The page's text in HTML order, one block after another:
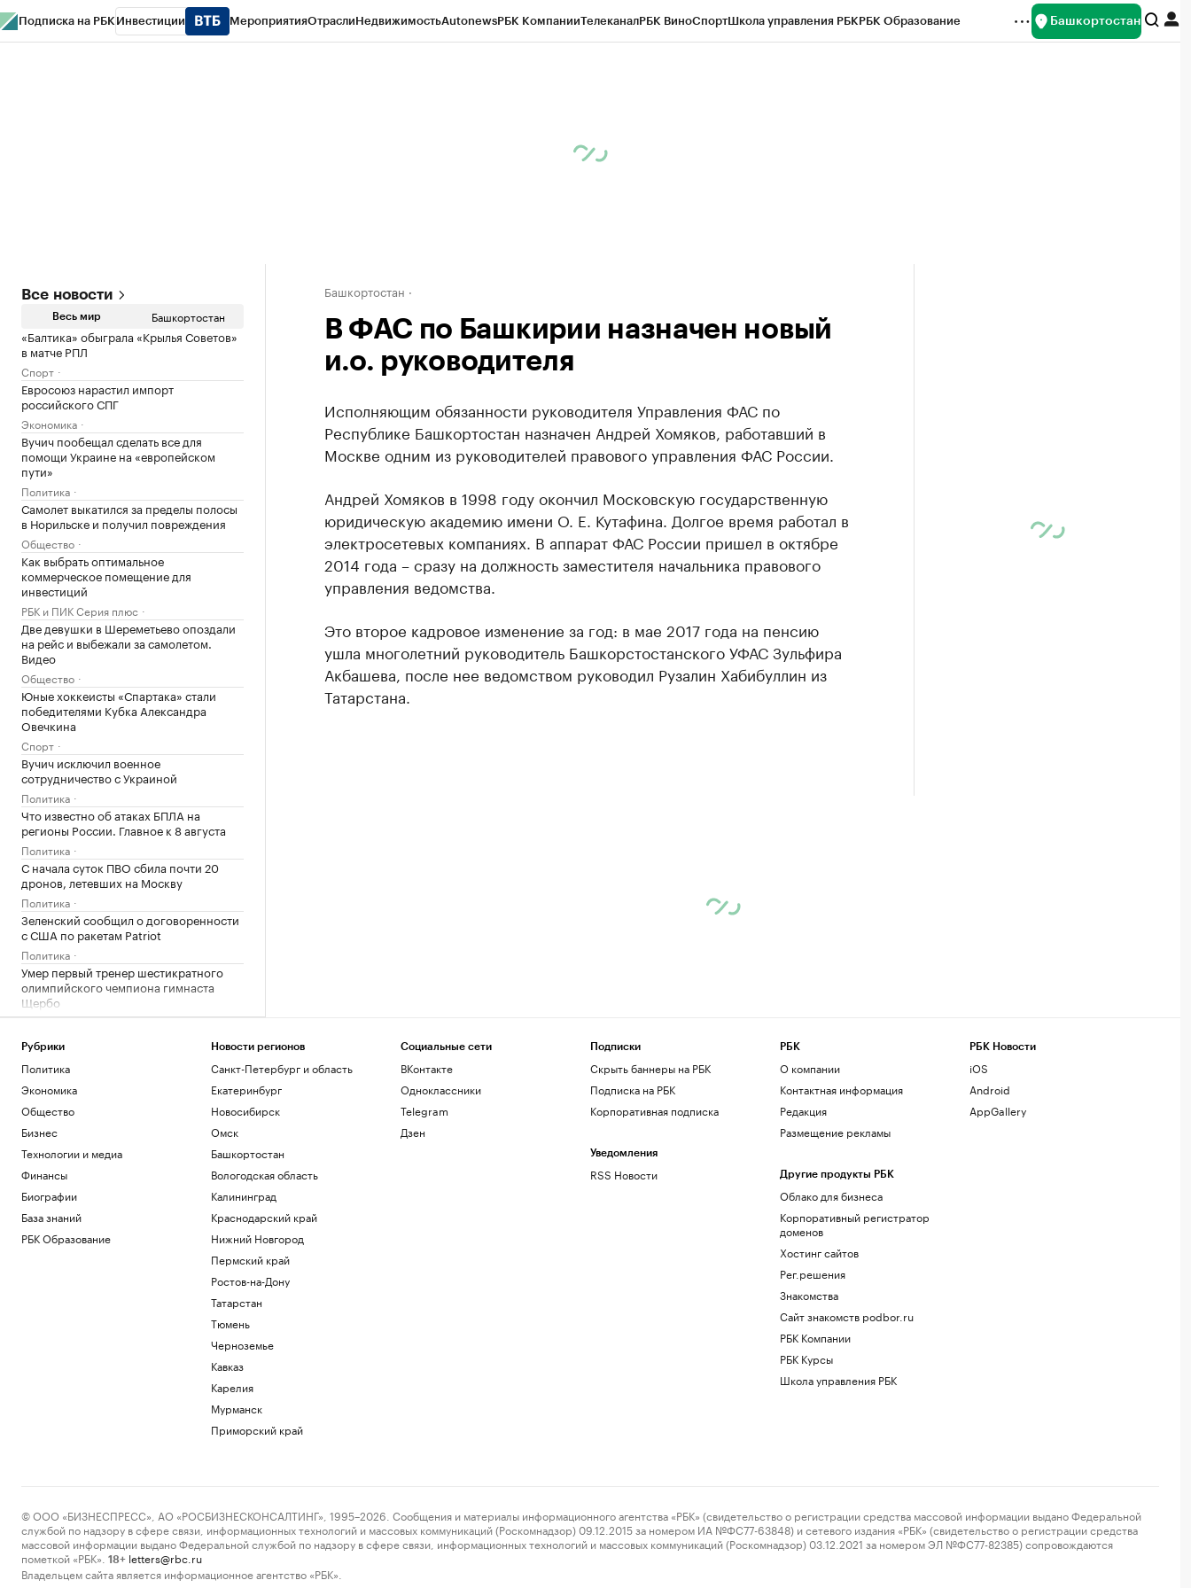
Подписка на РБК Инвестиции МероприятияОтраслиНедвижимостьAutonewsРБК КомпанииТелеканалРБК ВиноСпортШкола управления РБКРБК Образование Башкортостан
Все новости
Весь мир Башкортостан
«Балтика» обыграла «Крылья Советов»
в матче РПЛ
Спорт
Евросоюз нарастил импорт
российского СПГ
Экономика
Вучич пообещал сделать все для
помощи Украине на «европейском
пути»
Политика
Самолет выкатился за пределы полосы
в Норильске и получил повреждения
Общество
Как выбрать оптимальное
коммерческое помещение для
инвестиций
РБК и ПИК Серия плюс
Две девушки в Шереметьево опоздали
на рейс и выбежали за самолетом.
Видео
Общество
Юные хоккеисты «Спартака» стали
победителями Кубка Александра
Овечкина
Спорт
Вучич исключил военное
сотрудничество с Украиной
Политика
Что известно об атаках БПЛА на
регионы России. Главное к 8 августа
Политика
С начала суток ПВО сбила почти 20
дронов, летевших на Москву
Политика
Зеленский сообщил о договоренности
с США по ракетам Patriot
Политика
Умер первый тренер шестикратного
олимпийского чемпиона гимнаста
Щербо
Спорт
История биржевой торговли в России
РБК и Петербургская Биржа
Синоптик рассказал о «первом визите
осени» в Москву
Общество
Медведев рассказал о «жестких»
переговорах с Саркози в 2008 году
Федорищев рассказал о последствиях
атаки БПЛА на Самарскую область
Политика
Трое пострадали при ударе БПЛА по
грузовику в Белгородской области
Искусственный интеллект вызовет
облигации и что важно знать о бирже
Башкортостан
В ФАС по Башкирии назначен новый
и.о. руководителя
Исполняющим обязанности руководителя Управления ФАС по
Республике Башкортостан назначен Андрей Хомяков, работавший в
Москве одним из руководителей правового управления ФАС России.
Андрей Хомяков в 1998 году окончил Московскую государственную
юридическую академию имени О. Е. Кутафина. Долгое время работал в
электросетевых компаниях. В аппарат ФАС России пришел в октябре
2014 года – сразу на должность заместителя начальника правового
управления ведомства.
Это второе кадровое изменение за год: в мае 2017 года на пенсию
ушла многолетний руководитель Башкорстостанского УФАС Зульфира
Акбашева, после нее ведомством руководил Рузалин Хабибуллин из
Татарстана.
Рубрики
Политика
Экономика
Общество
Бизнес
Технологии и медиа
Финансы
Биографии
База знаний
РБК Образование
Новости регионов
Санкт-Петербург и область
Екатеринбург
Новосибирск
Омск
Башкортостан
Вологодская область
Калининград
Краснодарский край
Нижний Новгород
Пермский край
Ростов-на-Дону
Татарстан
Тюмень
Черноземье
Кавказ
Карелия
Мурманск
Приморский край
Социальные сети
ВКонтакте
Одноклассники
Telegram
Дзен
Подписки
Скрыть баннеры на РБК
Подписка на РБК
Корпоративная подписка
Уведомления
RSS Новости
РБК
О компании
Контактная информация
Редакция
Размещение рекламы
Другие продукты РБК
Облако для бизнеса
Корпоративный регистратор
доменов
Хостинг сайтов
Рег.решения
Знакомства
Сайт знакомств podbor.ru
РБК Компании
РБК Курсы
Школа управления РБК
РБК Новости
iOS
Android
AppGallery
© ООО «БИЗНЕСПРЕСС», АО «РОСБИЗНЕСКОНСАЛТИНГ», 1995–2026. Сообщения и материалы информационного агентства «РБК» (свидетельство о регистрации средства массовой информации выдано Федеральной
службой по надзору в сфере связи, информационных технологий и массовых коммуникаций (Роскомнадзор) 09.12.2015 за номером ИА №ФС77-63848) и сетевого издания «РБК» (свидетельство о регистрации средства
массовой информации выдано Федеральной службой по надзору в сфере связи, информационных технологий и массовых коммуникаций (Роскомнадзор) 03.12.2021 за номером ЭЛ №ФС77-82385) сопровождаются
пометкой «РБК».
18+ letters@rbc.ru
Владельцем сайта является информационное агентство «РБК».